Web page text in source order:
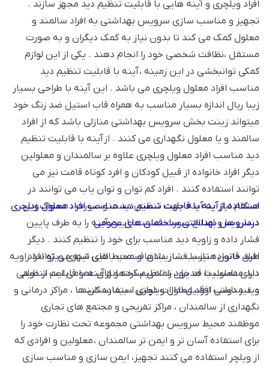
افراد ویلچری و آینه هایی با قابلیت تنظیم دید مجهز سازند .
تجهیز و مناسب سازی سرویس بهداشتی به افراد سالمند و
معلول کمک می کند تا بدون نیاز به کمک دیگران و به صورت
مستقل ،نظافت شخصی خود را انجام دهند . یکی از این لوازم
کمکی توانبخشی در این زمینه ، آینه با قابلیت تنظیم دید
مناسب افراد معلول ویلچری می باشد . این آینه با طراحی بسیار
زیبا ریال اندازه بسیار مناسب به همراه قاب استیل ضد زنگ خود
میتواند زینت بخش سرویس بهداشتی منازلی باشد که از افراد
سالمند و یا معلول نگهداری می کنند . از آینه با قابلیت تنظیم
دید مناسب افراد معلول ویلچری علاوه بر سالمندان و معلولین
دیگر افراد خانواده از قبیل کودکان و افرد کوتاه قامت نیز می
توانند استفاده کنند . افراد کم توان و توان یاب می توانند در
هنگام نیاز به آینه جهت شستن دست و صورت ، مسواک زدن
دندان ها و اصلاح صورت قسمت پایین آینه را به طرف پایین
فشار داده و زاویه دید مناسب برای خود را تنظیم کنند . دیگر
افراد خانواده نیز با فشار دادن قسمت بالایی اینه می توانند زاویه
دید مناسب با قد خود را تنظیم کرده و از آینه با قابلیت تنظیم
دید مناسب افراد معلول ویلچری استفاده کنند .
استفاده از آینه با قابلیت تنظیم دید مناسب افراد معلول ویلچری
درسرویس بهداشتی ساختمان های عمومی
طبق قانون مناسب سازیبناها و محیط های شهری ویژه افراد
دارای معلولیت مدیران تمامی ساختمانهای عمومی اعم از دولتی
و غیر دولتی از قبیل ادارات دولتی ، بیمارستان ها ، مراکز درمانی و
نگهداری از سالمندان ، مراکز تفریحی و مجتمع های تجاری
موظفند محیط سرویس بهداشتی مجموعه تحت نظارت خود را
برای استفاده آسان تر و ایمن تر سالمندان ، معلولین و افرادی که
از ویلچر استفاده می کنند تجهیز، ایمن سازی و مناسب سازی